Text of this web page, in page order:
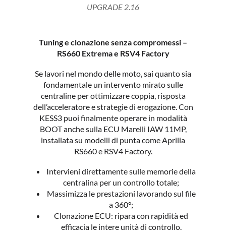
UPGRADE 2.16
Tuning e clonazione senza compromessi –
RS660 Extrema e RSV4 Factory
Se lavori nel mondo delle moto, sai quanto sia
fondamentale un intervento mirato sulle
centraline per ottimizzare coppia, risposta
dell’acceleratore e strategie di erogazione. Con
KESS3 puoi finalmente operare in modalità
BOOT anche sulla ECU Marelli IAW 11MP,
installata su modelli di punta come Aprilia
RS660 e RSV4 Factory.
Intervieni direttamente sulle memorie della
centralina per un controllo totale;
Massimizza le prestazioni lavorando sul file
a 360°;
Clonazione ECU: ripara con rapidità ed
efficacia le intere unità di controllo.